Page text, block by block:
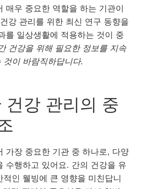
매우 중요한 역할을 하는 기관이
강 관리를 위한 최신 연구 동향을
를 일상생활에 적용하는 것이 중
건강을 위해 필요한 정보를 지속
것이 바람직하답니다.
건강 관리의 중
가장 중요한 기관 중 하나로, 다양
수행하고 있어요. 간의 건강을 유
적인 웰빙에 큰 영향을 미친답니